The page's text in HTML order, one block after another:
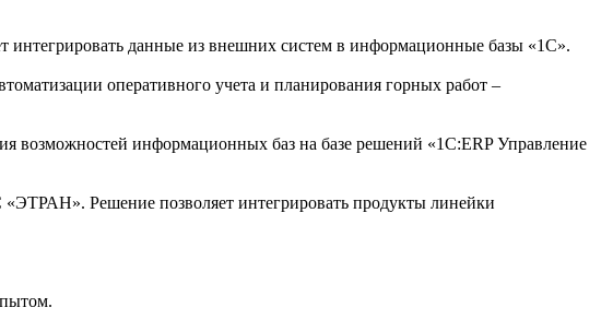
данные из внешних систем в информационные базы «1С».
оперативного учета и планирования горных работ –
возможностей информационных баз на базе решений «1С:ERP Управление
Решение позволяет интегрировать продукты линейки